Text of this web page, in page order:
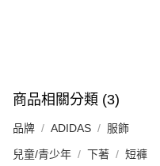
商品相關分類 (3)
品牌 ADIDAS 服飾
兒童/青少年 下著 短褲